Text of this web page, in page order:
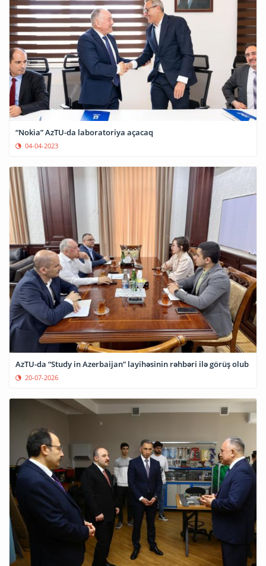
“Nokia” AzTU-da laboratoriya açacaq
04-04-2023
AzTU-da “Study in Azerbaijan” layihəsinin rəhbəri ilə görüş olub
20-07-2026